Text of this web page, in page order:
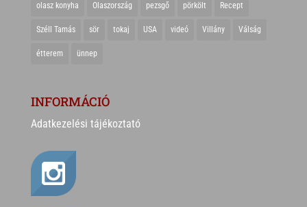
olasz konyha Olaszország pezsgő pörkölt Recept
Széll Tamás sör tokaj USA videó Villány Válság
étterem ünnep
INFORMÁCIÓ
Adatkezelési tájékoztató